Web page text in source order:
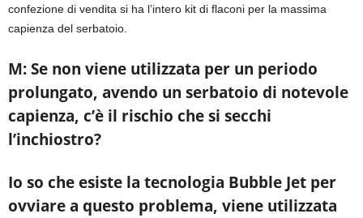
confezione di vendita si ha l’intero kit di flaconi per la massima
capienza del serbatoio.
M:Se non viene utilizzata per un periodo
prolungato, avendo un serbatoio di notevole
capienza, c’è il rischio che si secchi
l’inchiostro?
Io so che esiste la tecnologia Bubble Jet per
ovviare a questo problema, viene utilizzata